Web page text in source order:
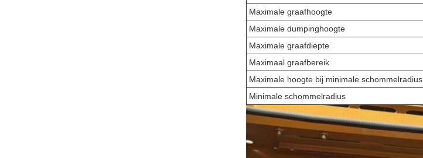
Maximale graafhoogte
Maximale dumpinghoogte
Maximale graafdiepte
Maximaal graafbereik
Maximale hoogte bij minimale schommelradius
Minimale schommelradius